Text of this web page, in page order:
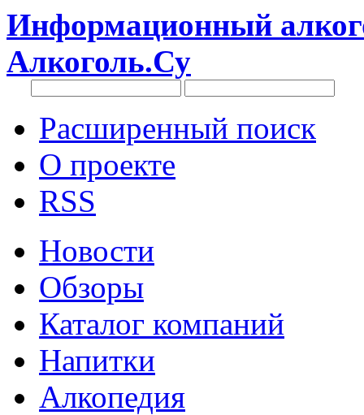
Информационный
Алкоголь.Су
Расширенный поиск
О проекте
RSS
Новости
Обзоры
Каталог компаний
Напитки
Алкопедия